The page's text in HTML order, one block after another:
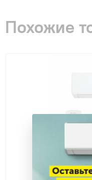
Похожие